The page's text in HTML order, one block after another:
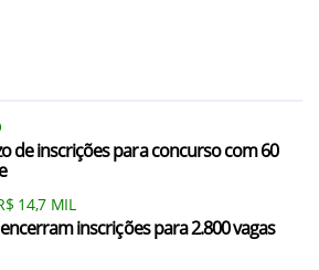
de inscrições para concurso com 60
14,7 MIL
inscrições para 2.800 vagas